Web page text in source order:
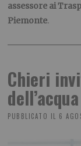
assessore ai
Piemonte.
Chieri
dell’acqua
PUBBLICATO IL 6